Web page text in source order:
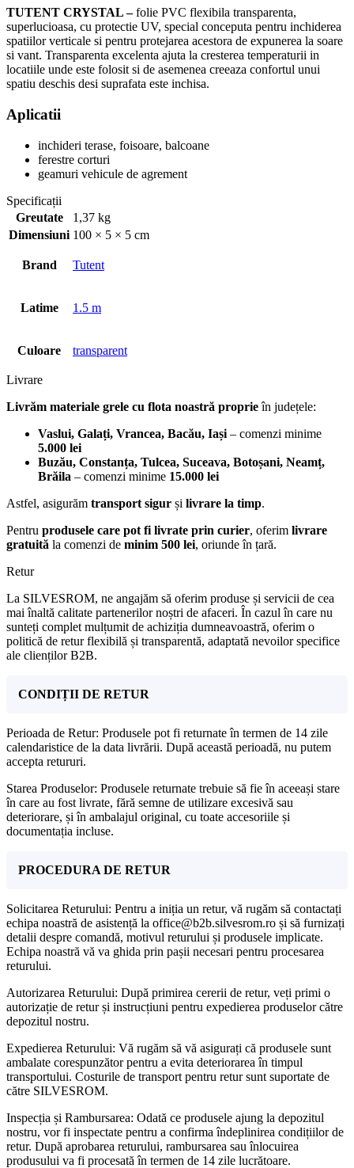
TUTENT CRYSTAL –folie PVC flexibila transparenta,
superlucioasa, cu protectie UV, special conceputa pentru inchiderea
spatiilor verticale si pentru protejarea acestora de expunerea la soare
si vant. Transparenta excelenta ajuta la cresterea temperaturii in
locatiile unde este folosit si de asemenea creeaza confortul unui
spatiu deschis desi suprafata este inchisa.
Aplicatii
inchideri terase, foisoare, balcoane
ferestre corturi
geamuri vehicule de agrement
Specificații
Greutate
1,37 kg
Dimensiuni 100 × 5 × 5 cm
Brand Tutent
Latime 1.5 m
Culoare transparent
Livrare
Livrăm materiale grele cu flota noastră proprieîn județele:
Vaslui, Galați, Vrancea, Bacău, Iași – comenzi minime
5.000 lei
Buzău, Constanța, Tulcea, Suceava, Botoșani, Neamț,
Brăila – comenzi minime 15.000 lei
Astfel, asigurăm transport sigur și livrare la timp.
Pentru produsele care pot fi livrate prin curier, oferim livrare
gratuită la comenzi de minim 500 lei, oriunde în țară.
Retur
La SILVESROM, ne angajăm să oferim produse și servicii de cea
mai înaltă calitate partenerilor noștri de afaceri. În cazul în care nu
sunteți complet mulțumit de achiziția dumneavoastră, oferim o
politică de retur flexibilă și transparentă, adaptată nevoilor specifice
ale clienților B2B.
CONDIȚII DE RETUR
Perioada de Retur: Produsele pot fi returnate în termen de 14 zile
calendaristice de la data livrării. După această perioadă, nu putem
accepta retururi.
Starea Produselor: Produsele returnate trebuie să fie în aceeași stare
în care au fost livrate, fără semne de utilizare excesivă sau
deteriorare, și în ambalajul original, cu toate accesoriile și
documentația incluse.
PROCEDURA DE RETUR
Solicitarea Returului: Pentru a iniția un retur, vă rugăm să contactați
echipa noastră de asistență la office@b2b.silvesrom.ro și să furnizați
detalii despre comandă, motivul returului și produsele implicate.
Echipa noastră vă va ghida prin pașii necesari pentru procesarea
returului.
Autorizarea Returului: După primirea cererii de retur, veți primi o
autorizație de retur și instrucțiuni pentru expedierea produselor către
depozitul nostru.
Expedierea Returului: Vă rugăm să vă asigurați că produsele sunt
ambalate corespunzător pentru a evita deteriorarea în timpul
transportului. Costurile de transport pentru retur sunt suportate de
către SILVESROM.
Inspecția și Rambursarea: Odată ce produsele ajung la depozitul
nostru, vor fi inspectate pentru a confirma îndeplinirea condițiilor de
retur. După aprobarea returului, rambursarea sau înlocuirea
produsului va fi procesată în termen de 14 zile lucrătoare.